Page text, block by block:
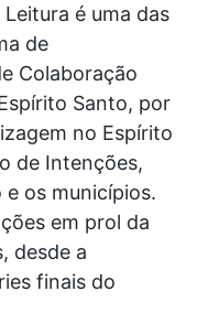
é uma das
de
Colaboração
Santo, por
no Espírito
de Intenções,
os municípios.
em prol da
desde a
finais do